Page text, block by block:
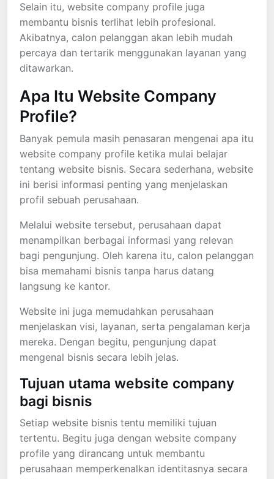
Selain itu, website company profile juga
membantu bisnis terlihat lebih profesional.
Akibatnya, calon pelanggan akan lebih mudah
percaya dan tertarik menggunakan layanan yang
ditawarkan.
Apa Itu Website Company
Profile?
Banyak pemula masih penasaran mengenai apa itu
website company profile ketika mulai belajar
tentang website bisnis. Secara sederhana, website
ini berisi informasi penting yang menjelaskan
profil sebuah perusahaan.
Melalui website tersebut, perusahaan dapat
menampilkan berbagai informasi yang relevan
bagi pengunjung. Oleh karena itu, calon pelanggan
bisa memahami bisnis tanpa harus datang
langsung ke kantor.
Website ini juga memudahkan perusahaan
menjelaskan visi, layanan, serta pengalaman kerja
mereka. Dengan begitu, pengunjung dapat
mengenal bisnis secara lebih jelas.
Tujuan utama website company
bagi bisnis
Setiap website bisnis tentu memiliki tujuan
tertentu. Begitu juga dengan website company
profile yang dirancang untuk membantu
perusahaan memperkenalkan identitasnya secara